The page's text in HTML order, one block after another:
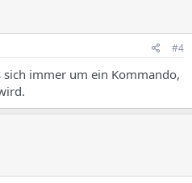
#4
immer um ein Kommando,